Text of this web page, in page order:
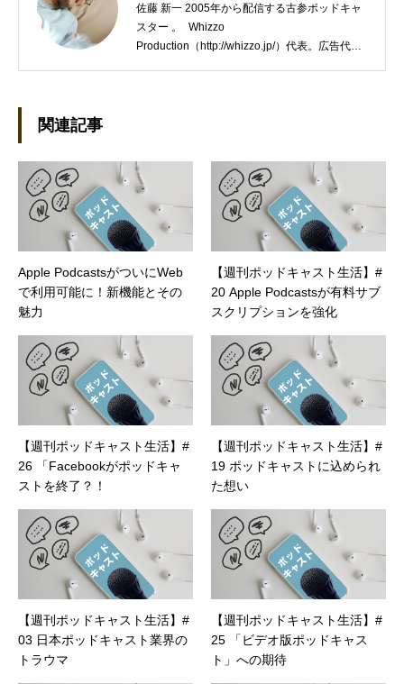
佐藤 新一 2005年から配信する古参ポッドキャ
スター 。 Whizzo
Production（http://whizzo.jp/）代表。広告代理
関連記事
Apple PodcastsがついにWeb
で利用可能に！新機能とその
魅力
【週刊ポッドキャスト生活】#
20 Apple Podcastsが有料サブ
スクリプションを強化
【週刊ポッドキャスト生活】#
26 「Facebookがポッドキャ
ストを終了？！
【週刊ポッドキャスト生活】#
19 ポッドキャストに込められ
た想い
【週刊ポッドキャスト生活】#
03 日本ポッドキャスト業界の
トラウマ
【週刊ポッドキャスト生活】#
25 「ビデオ版ポッドキャス
ト」への期待